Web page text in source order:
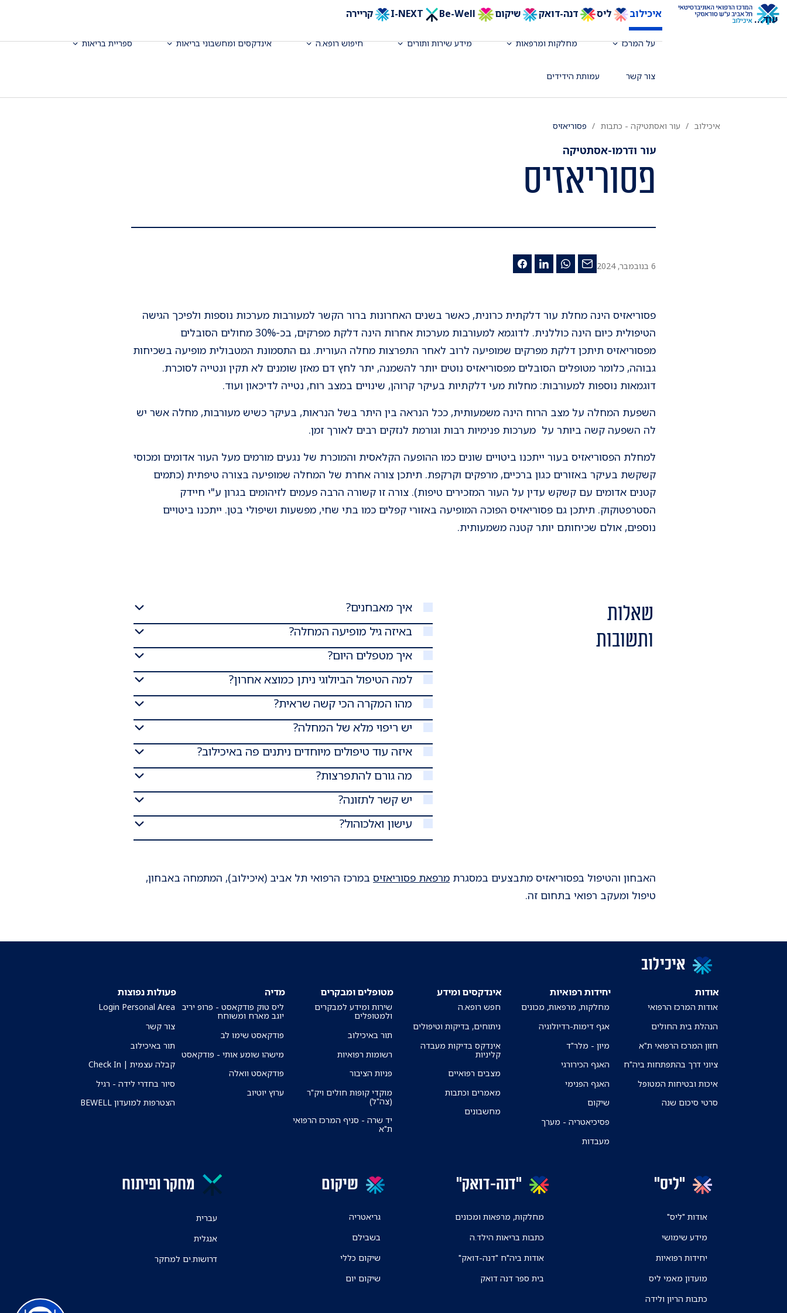
איכילוב ליס דנה-דואק שיקום Be-Well קריירה
על המרכז מחלקות ומרפאות מידע שירות ותורים חיפוש רופא.ה אינדקסים ומחשבוני בריאות ספריית בריאות
צור קשר עמותת הידידים
עוד...
איכילוב עור ואסתטיקה - כתבות פסוריאזיס
עור ודרמו-אסתטיקה
פסוריאזיס
6 בנובמבר, 2024
פסוריאזיס הינה מחלת עור דלקתית כרונית, כאשר בשנים האחרונות ברור הקשר למעורבות מערכות נוספות ולפיכך הגישה
הטיפולית כיום הינה כוללנית. לדוגמא למעורבות מערכות אחרות הינה דלקת מפרקים, בכ-30% מחולים הסובלים
מפסוריאזיס תיתכן דלקת מפרקים שמופיעה לרוב לאחר התפרצות מחלה העורית. גם התסמונת המטבולית מופיעה בשכיחות
גבוהה, כלומר מטופלים הסובלים מפסוריאזיס נוטים יותר להשמנה, יתר לחץ דם מאזן שומנים לא תקין ונטייה לסוכרת.
דוגמאות נוספות למעורבות: מחלות מעי דלקתיות בעיקר קרוהן, שינויים במצב רוח, נטייה לדיכאון ועוד.
השפעת המחלה על מצב הרוח הינה משמעותית, ככל הנראה בין היתר בשל הנראות, בעיקר כשיש מעורבות, מחלה אשר יש
לה השפעה קשה ביותר על מערכות פנימיות רבות וגורמת לנזקים רבים לאורך זמן.
למחלת הפסוריאזיס בעור ייתכנו ביטויים שונים כמו ההופעה הקלאסית והמוכרת של נגעים מורמים מעל העור אדומים ומכוסי
קשקשת בעיקר באזורים כגון ברכיים, מרפקים וקרקפת. תיתכן צורה אחרת של המחלה שמופיעה בצורה טיפתית (כתמים
קטנים אדומים עם קשקש עדין על העור המזכירים טיפות). צורה זו קשורה הרבה פעמים לזיהומים בגרון ע"י חיידק
הסטרפטוקוק. תיתכן גם פסוריאזיס הפוכה המופיעה באזורי קפלים כמו בתי שחי, מפשעות ושיפולי בטן. ייתכנו ביטויים
נוספים, אולם שכיחותם יותר קטנה משמעותית.
שאלות
ותשובות
איך מאבחנים?
באיזה גיל מופיעה המחלה?
איך מטפלים היום?
למה הטיפול הביולוגי ניתן כמוצא אחרון?
מהו המקרה הכי קשה שראית?
יש ריפוי מלא של המחלה?
איזה עוד טיפולים מיוחדים ניתנים פה באיכילוב?
מה גורם להתפרצות?
יש קשר לתזונה?
עישון ואלכוהול?
האבחון והטיפול בפסוריאזיס מתבצעים במסגרת מרפאת פסוריאזיס במרכז הרפואי תל אביב (איכילוב), המתמחה באבחון,
טיפול ומעקב רפואי בתחום זה.
איכילוב
אודות
אודות המרכז הרפואי
הנהלת בית החולים
חזון המרכז הרפואי ת"א
ציוני דרך בהתפתחות ביה"ח
איכות ובטיחות המטופל
סרטי סיכום שנה
יחידות רפואיות
מחלקות, מרפאות, מכונים
אגף דימות-רדיולוגיה
מיון - מלר"ד
האגף הכירורגי
האגף הפנימי
שיקום
פסיכיאטריה - מערך
מעבדות
אינדקסים ומידע
חפש רופא.ה
ניתוחים, בדיקות וטיפולים
אינדקס בדיקות מעבדה
קליניות
מצבים רפואיים
מאמרים וכתבות
מחשבונים
מטופלים ומבקרים
שירות ומידע למבקרים
ולמטופלים
תור באיכילוב
רשומות רפואיות
פניות הציבור
מוקדי קופות חולים ויק"ר
(צה"ל)
יד שרה - סניף המרכז הרפואי
ת"א
מדיה
ליס טוק פודקאסט - פרופ יריב
יוגב מארח ומשוחח
פודקאסט שימו לב
מישהו שומע אותי - פודקאסט
פודקאסט וואלה
ערוץ יוטיוב
פעולות נפוצות
Login Personal Area
צור קשר
תור באיכילוב
קבלה עצמית | Check In
סיור בחדרי לידה - רגיל
הצטרפות למועדון BEWELL
"ליס"
אודות "ליס"
מידע שימושי
יחידות רפואיות
מועדון מאמי ליס
כתבות הריון ולידה
"דנה-דואק"
מחלקות, מרפאות ומכונים
כתבות בריאות הילד.ה
אודות ביה"ח "דנה-דואק"
בית ספר דנה דואק
שיקום
גריאטריה
בשבילם
שיקום כללי
שיקום יום
מחקר ופיתוח
עברית
אנגלית
דרושות.ים למחקר